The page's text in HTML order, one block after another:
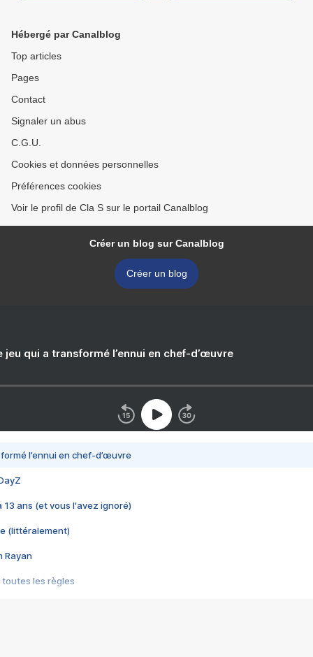
Hébergé par Canalblog
Top articles
Pages
Contact
Signaler un abus
C.G.U.
Cookies et données personnelles
Préférences cookies
Voir le profil de Cla S sur le portail Canalblog
Créer un blog sur Canalblog
Créer un blog
jeu qui a transformé l’ennui en chef-d’œuvre
l’ennui en chef-d’œuvre
13 ans (et vous l'avez ignoré)
(littéralement)
Rayan
toutes les règles